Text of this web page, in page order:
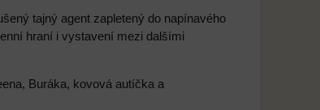
tajný agent zapletený do napínavého
hraní i vystavení mezi dalšími
Buráka, kovová autíčka a